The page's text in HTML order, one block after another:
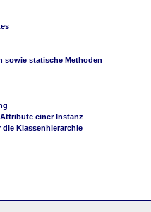
sowie statische Methoden
einer Instanz
Klassenhierarchie